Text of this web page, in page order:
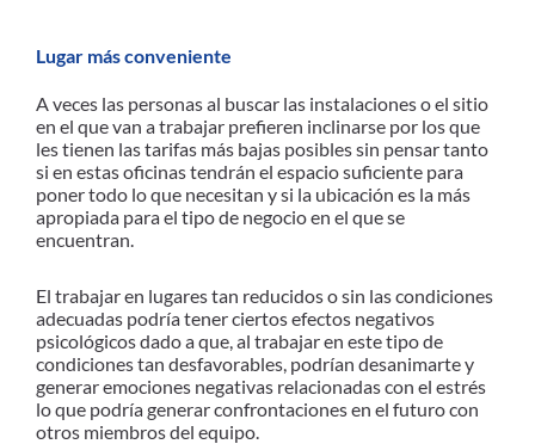
Lugar más conveniente
A veces las personas al buscar las instalaciones o el sitio
en el que van a trabajar prefieren inclinarse por los que
les tienen las tarifas más bajas posibles sin pensar tanto
si en estas oficinas tendrán el espacio suficiente para
poner todo lo que necesitan y si la ubicación es la más
apropiada para el tipo de negocio en el que se
encuentran.
El trabajar en lugares tan reducidos o sin las condiciones
adecuadas podría tener ciertos efectos negativos
psicológicos dado a que, al trabajar en este tipo de
condiciones tan desfavorables, podrían desanimarte y
generar emociones negativas relacionadas con el estrés
lo que podría generar confrontaciones en el futuro con
otros miembros del equipo.